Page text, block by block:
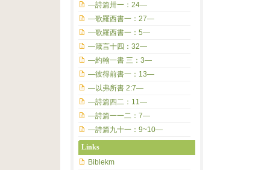
—詩篇卅一：24—
—歌羅西書一：27—
—歌羅西書一：5—
—箴言十四：32—
—約翰一書 三：3—
—彼得前書一：13—
—以弗所書 2:7—
—詩篇四二：11—
—詩篇一一二：7—
—詩篇九十一：9~10—
Links
Biblekm